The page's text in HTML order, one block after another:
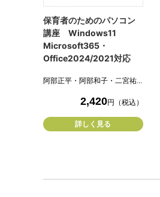
保育者のためのパソコン
講座 Windows11
Microsoft365・
Office2024/2021対応
阿部正平・阿部和子・二宮祐...
2,420円（税込）
詳しく見る